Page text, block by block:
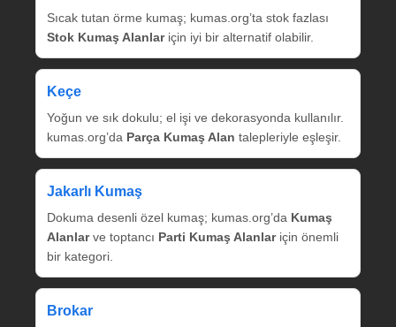
Sıcak tutan örme kumaş; kumas.org’ta stok fazlası
Stok Kumaş Alanlariçin iyi bir alternatif olabilir.
Keçe
Yoğun ve sık dokulu; el işi ve dekorasyonda kullanılır.
kumas.org’da Parça Kumaş Alan talepleriyle eşleşir.
Jakarlı Kumaş
Dokuma desenli özel kumaş; kumas.org’da Kumaş
Alanlarve toptancı Parti Kumaş Alanlariçin önemli
bir kategori.
Brokar